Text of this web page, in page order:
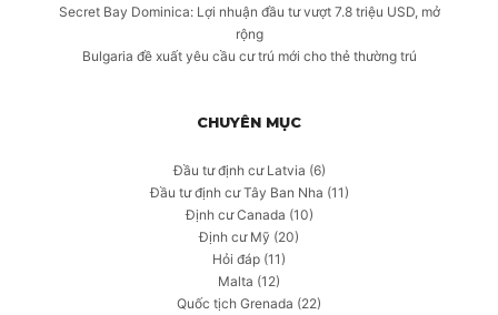
Secret Bay Dominica: Lợi nhuận đầu tư vượt 7.8 triệu USD, mở
rộng
Bulgaria đề xuất yêu cầu cư trú mới cho thẻ thường trú
CHUYÊN MỤC
Đầu tư định cư Latvia (6)
Đầu tư định cư Tây Ban Nha (11)
Định cư Canada (10)
Định cư Mỹ (20)
Hỏi đáp (11)
Malta (12)
Quốc tịch Grenada (22)